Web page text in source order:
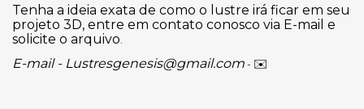
Tenha a ideia exata de como o lustre irá ficar em seu
projeto 3D, entre em contato conosco via E-mail e
solicite o arquivo
E-mail - Lustresgenesis@gmail.com - ✉️